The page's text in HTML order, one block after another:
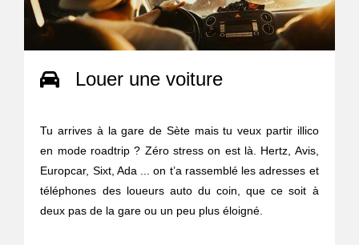
Louer une voiture
Tu arrives à la gare de Sète mais tu veux partir illico
en mode roadtrip ? Zéro stress on est là. Hertz, Avis,
Europcar, Sixt, Ada ... on t’a rassemblé les adresses et
téléphones des loueurs auto du coin, que ce soit à
deux pas de la gare ou un peu plus éloigné.